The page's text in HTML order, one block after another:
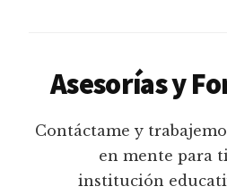
Asesorías y
Contáctame y
en mente para
institución